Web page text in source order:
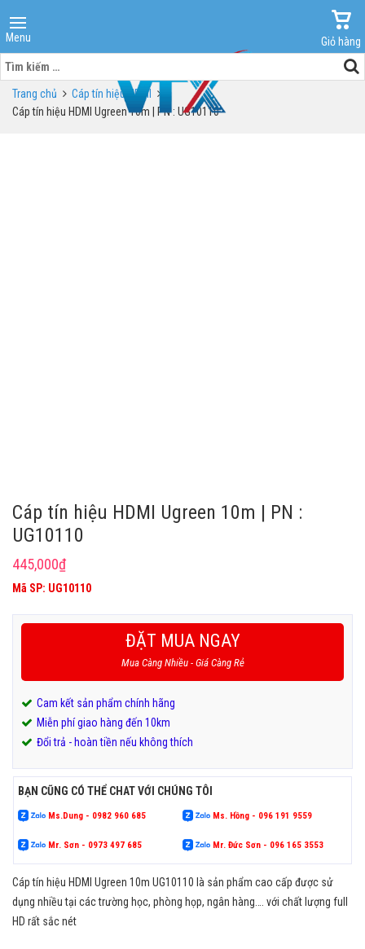
Menu
Giỏ hàng
Tìm
kiếm
cho:Trang chủ
Cáp tín hiệu HDMI
Cáp tín hiệu HDMI Ugreen 10m | PN : UG10110
Cáp tín hiệu HDMI Ugreen 10m | PN :
UG10110
445,000₫
Mã SP: UG10110
ĐẶT MUA NGAY
Mua Càng Nhiều - Giá Càng Rẻ
Cam kết sản phẩm chính hãng
Miễn phí giao hàng đến 10km
Đổi trả - hoàn tiền nếu không thích
BẠN CŨNG CÓ THỂ CHAT VỚI CHÚNG TÔI
Ms.Dung - 0982 960 685 Ms. Hồng - 096 191 9559
Mr. Sơn - 0973 497 685 Mr. Đức Sơn - 096 165 3553
Cáp tín hiệu HDMI Ugreen 10m UG10110 là sản phẩm cao cấp được sử
dụng nhiều tại các trường học, phòng họp, ngân hàng…. với chất lượng full
HD rất sắc nét